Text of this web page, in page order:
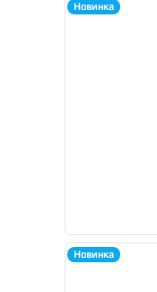
Новинка
Новинка